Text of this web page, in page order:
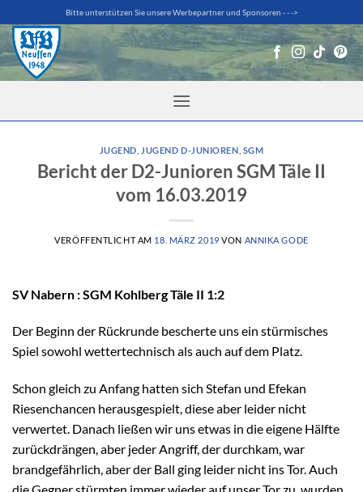
Inhalt
springen
Bitte unterstützen Sie unsere Werbepartner und Sponsoren - - ->
JUGEND JUGEND D-JUNIOREN SGM
Bericht der D2-Junioren SGM Täle II
vom 16.03.2019
VERÖFFENTLICHT AM 18. MÄRZ 2019 VON ANNIKA GODE
SV Nabern : SGM Kohlberg Täle II 1:2
Der Beginn der Rückrunde bescherte uns ein stürmisches
Spiel sowohl wettertechnisch als auch auf dem Platz.
Schon gleich zu Anfang hatten sich Stefan und Efekan
Riesenchancen herausgespielt, diese aber leider nicht
verwertet. Danach ließen wir uns etwas in die eigene Hälfte
zurückdrängen, aber jeder Angriff, der durchkam, war
brandgefährlich, aber der Ball ging leider nicht ins Tor. Auch